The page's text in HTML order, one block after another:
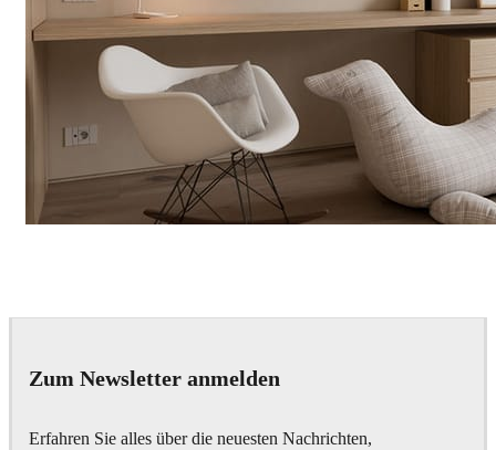
Zum Newsletter anmelden
Erfahren Sie alles über die neuesten Nachrichten,